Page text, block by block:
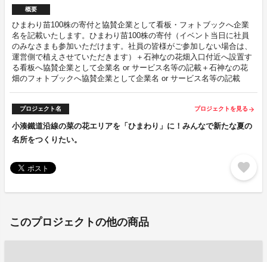
概要
ひまわり苗100株の寄付と協賛企業として看板・フォトブックへ企業
名を記載いたします。ひまわり苗100株の寄付（イベント当日に社員
のみなさまも参加いただけます。社員の皆様がご参加しない場合は、
運営側で植えさせていただきます）＋石神なの花畑入口付近へ設置す
る看板へ協賛企業として企業名 or サービス名等の記載＋石神なの花
畑のフォトブックへ協賛企業として企業名 or サービス名等の記載
プロジェクト名 プロジェクトを見る arrow_forward
小湊鐵道沿線の菜の花エリアを「ひまわり」に！みんなで新たな夏の
名所をつくりたい。
favorite
このプロジェクトの他の商品